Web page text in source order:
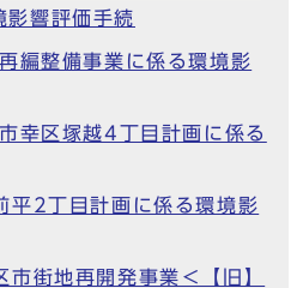
影響評価手続
編整備事業に係る環境影
幸区塚越4丁目計画に係る
2丁目計画に係る環境影
街地再開発事業＜【旧】